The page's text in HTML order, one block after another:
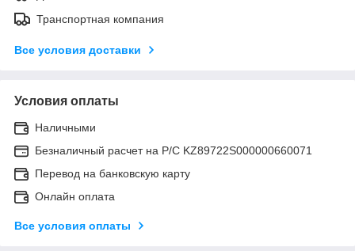
Транспортная компания
Все условия доставки
Условия оплаты
Наличными
Безналичный расчет на Р/С KZ89722S000000660071
Перевод на банковскую карту
Онлайн оплата
Все условия оплаты